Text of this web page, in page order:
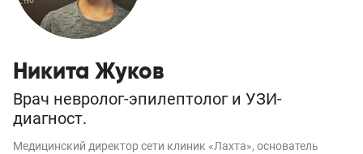
Никита Жуков
Врач невролог-эпилептолог и УЗИ-
диагност.
Медицинский директор сети клиник «Лахта», основатель